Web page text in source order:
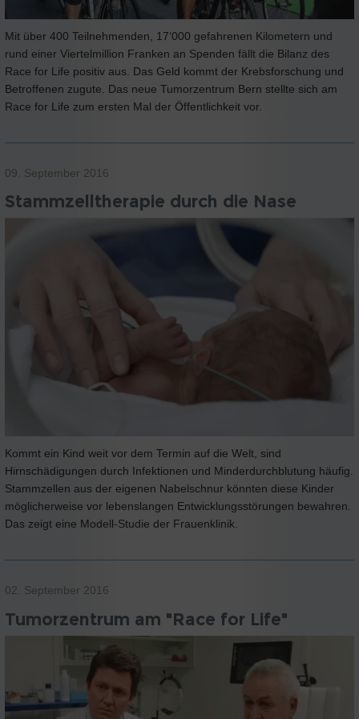
Mit über 400 Teilnehmenden, 17‘000 gefahrenen Kilometern und
rund einer Viertelmillion Franken an Spenden fällt die Bilanz des
Race for Life positiv aus. Das Geld kommt der Krebsforschung und
Betroffenen zugute. Das neue Tumorzentrum Bern stellte sich am
Race for Life zum ersten Mal der Öffentlichkeit vor.
09. September 2016
Stammzelltherapie durch die Nase
Kommt ein Kind weit vor dem Termin auf die Welt, sind
Hirnschädigungen durch Infektionen und Minderdurchblutung häufig.
Stammzellen aus der eigenen Nabelschnur könnten diese Kinder
möglicherweise vor lebenslangen Entwicklungsstörungen bewahren.
Das zeigt eine Modell-Studie der Frauenklinik.
02. September 2016
Tumorzentrum am "Race for Life"